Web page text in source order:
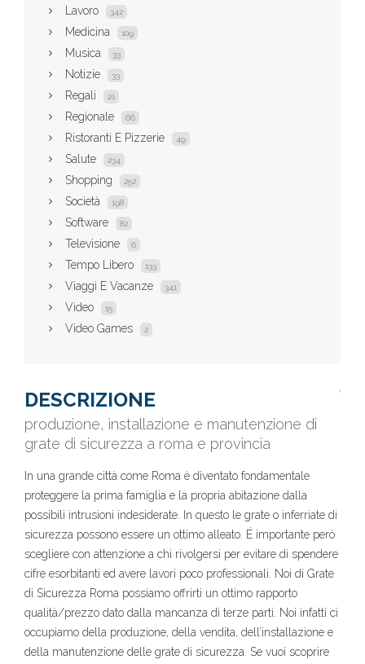
Lavoro 342
Medicina 109
Musica 33
Notizie 33
Regali 21
Regionale 66
Ristoranti E Pizzerie 49
Salute 234
Shopping 252
Società 198
Software 82
Televisione 6
Tempo Libero 133
Viaggi E Vacanze 341
Video 15
Video Games 2
DESCRIZIONE
produzione, installazione e manutenzione di
grate di sicurezza a roma e provincia
In una grande città come Roma è diventato fondamentale
proteggere la prima famiglia e la propria abitazione dalla
possibili intrusioni indesiderate. In questo le grate o inferriate di
sicurezza possono essere un ottimo alleato. É importante però
scegliere con attenzione a chi rivolgersi per evitare di spendere
cifre esorbitanti ed avere lavori poco professionali. Noi di Grate
di Sicurezza Roma possiamo offrirti un ottimo rapporto
qualità/prezzo dato dalla mancanza di terze parti. Noi infatti ci
occupiamo della produzione, della vendita, dell’installazione e
della manutenzione delle grate di sicurezza. Se vuoi scoprire